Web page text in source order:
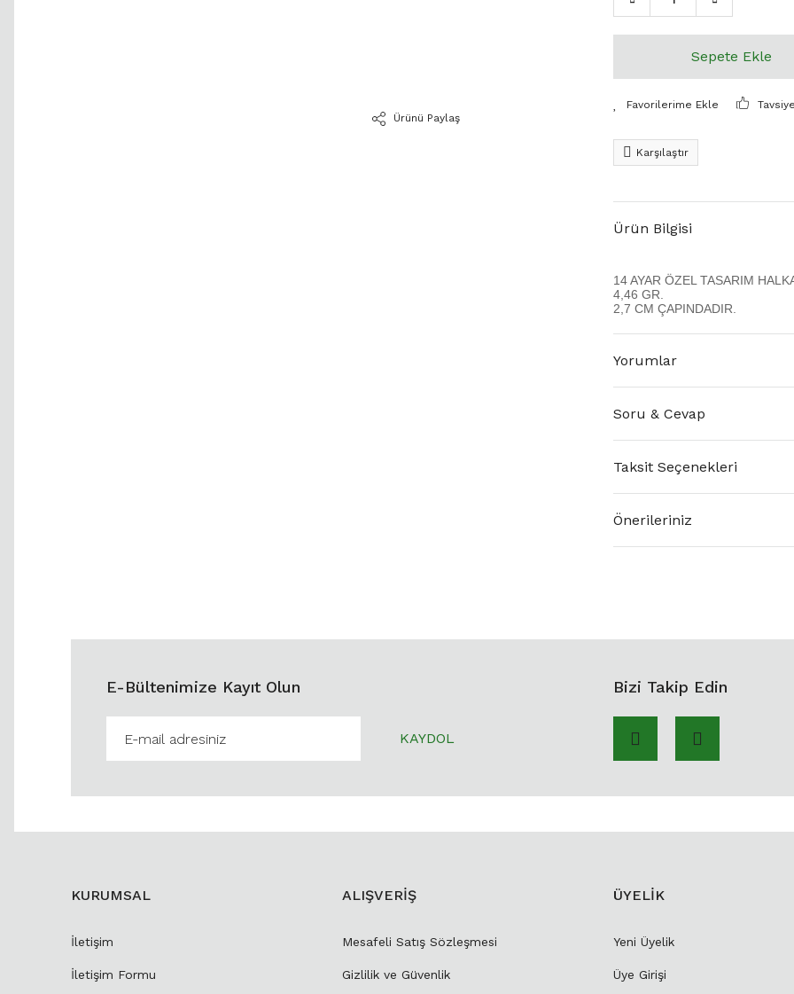
Ürünü Paylaş
Sepete Ekle
Karşılaştır
Ürün Bilgisi
14 AYAR ÖZEL TASARIM
4,46 GR.
2,7 CM ÇAPINDADIR.
Yorumlar
Soru & Cevap
Taksit Seçenekleri
Önerileriniz
E-Bültenimize Kayıt Olun
KAYDOL
Bizi Takip Edin
KURUMSAL
İletişim
İletişim Formu
ALIŞVERİŞ
Mesafeli Satış Sözleşmesi
Gizlilik ve Güvenlik
ÜYELİK
Yeni Üyelik
Üye Girişi